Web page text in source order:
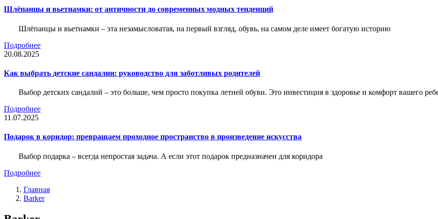
Шлёпанцы и вьетнамки: от античности до современных модных тенденций
Шлёпанцы и вьетнамки – эта незамысловатая, на первый взгляд, обувь, на самом деле имеет богатую историю
Подробнее
20.08.2025
Как выбрать детские сандалии: руководство для заботливых родителей
Выбор детских сандалий – это больше, чем просто покупка летней обуви. Это инвестиция в здоровье и комфорт вашего
Подробнее
11.07.2025
Подарок в коридор: превращаем проходное пространство в произведение искусства
Выбор подарка – всегда непростая задача. А если этот подарок предназначен для коридора
Подробнее
Главная
Barker